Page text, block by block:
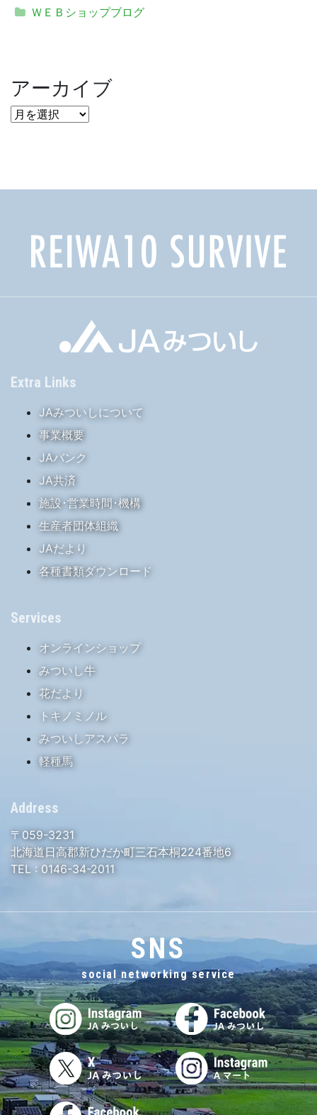
ＷＥＢショップブログ
アーカイブ
ア
Extra Links
JAみついしについて
事業概要
JAバンク
JA共済
施設･営業時間･機構
生産者団体組織
JAだより
各種書類ダウンロード
Services
オンラインショップ
みついし牛
花だより
トキノミノル
みついしアスパラ
軽種馬
Address
〒059-3231
北海道日高郡新ひだか町三石本桐224番地6
TEL : 0146-34-2011
SNS
social networking service